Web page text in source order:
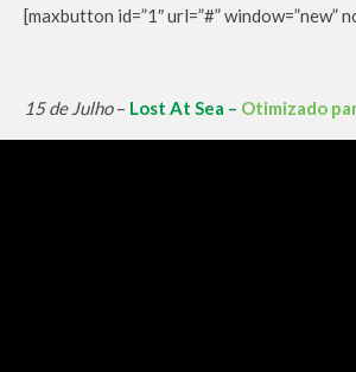
[maxbutton id=”1″ url=”#” window=”new”
15 de Julho– Lost At Sea – Otimizado